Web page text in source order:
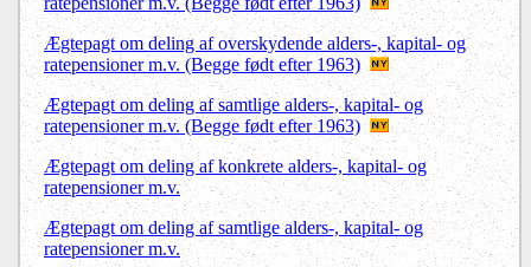
Ægtepagt om deling af overskydende alders-, kapital- og
ratepensioner m.v. (Begge født efter 1963)
Ægtepagt om deling af samtlige alders-, kapital- og
ratepensioner m.v. (Begge født efter 1963)
Ægtepagt om deling af konkrete alders-, kapital- og
ratepensioner m.v.
Ægtepagt om deling af samtlige alders-, kapital- og
ratepensioner m.v.